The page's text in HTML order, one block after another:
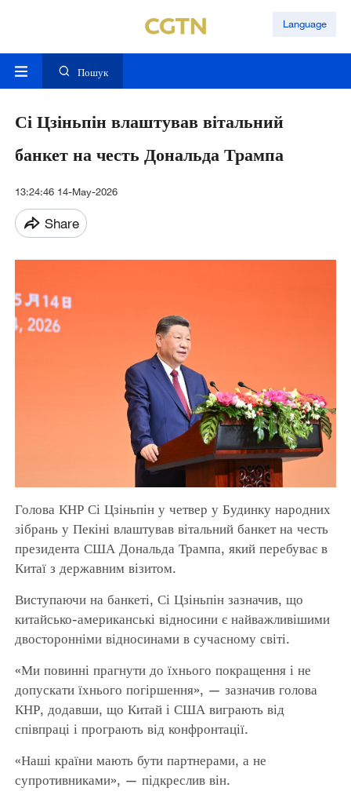
Language
Пошук
Сі Цзіньпін влаштував вітальний
банкет на честь Дональда Трампа
13:24:46 14-May-2026
Share
Голова КНР Сі Цзіньпін у четвер у Будинку народних
зібрань у Пекіні влаштував вітальний банкет на честь
президента США Дональда Трампа, який перебуває в
Китаї з державним візитом.
Виступаючи на банкеті, Сі Цзіньпін зазначив, що
китайсько-американські відносини є найважливішими
двосторонніми відносинами в сучасному світі.
«Ми повинні прагнути до їхнього покращення і не
допускати їхнього погіршення», — зазначив голова
КНР, додавши, що Китай і США виграють від
співпраці і програють від конфронтації.
«Наші країни мають бути партнерами, а не
супротивниками», — підкреслив він.